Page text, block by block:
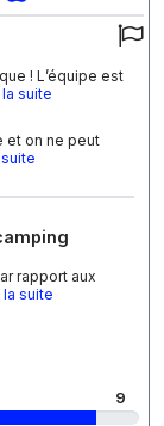
! L’équipe est
la suite
et on ne peut
suite
rapport aux
la suite
9